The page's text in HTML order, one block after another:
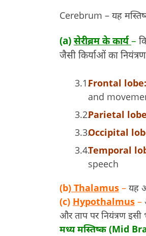
Cerebrum – यह
(a) सेरीब्रम के कार्य–
जैसी किर्याओं का नियंत्रण
Frontal
and
Parietal
Occipital
Temporal
speech
(b) Thalamus – यह
(c) Hypothalmus –
और ताप पर नियंत्रण इसी
मध्य मस्तिष्क (Mid